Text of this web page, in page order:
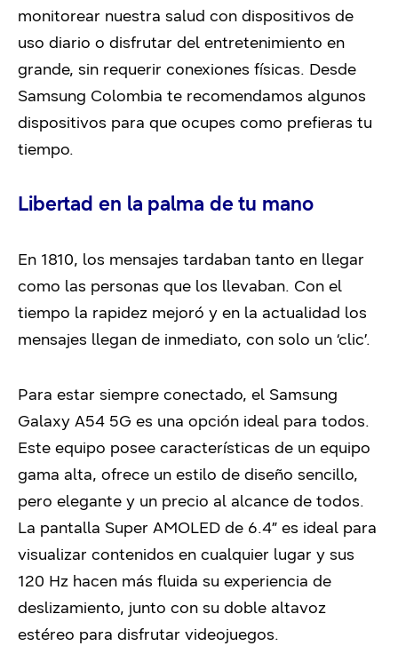
monitorear nuestra salud con dispositivos de
uso diario o disfrutar del entretenimiento en
grande, sin requerir conexiones físicas. Desde
Samsung Colombia te recomendamos algunos
dispositivos para que ocupes como prefieras tu
tiempo.
Libertad en la palma de tu mano
En 1810, los mensajes tardaban tanto en llegar
como las personas que los llevaban. Con el
tiempo la rapidez mejoró y en la actualidad los
mensajes llegan de inmediato, con solo un ‘clic’.
Para estar siempre conectado, el Samsung
Galaxy A54 5G es una opción ideal para todos.
Este equipo posee características de un equipo
gama alta, ofrece un estilo de diseño sencillo,
pero elegante y un precio al alcance de todos.
La pantalla Super AMOLED de 6.4” es ideal para
visualizar contenidos en cualquier lugar y sus
120 Hz hacen más fluida su experiencia de
deslizamiento, junto con su doble altavoz
estéreo para disfrutar videojuegos.